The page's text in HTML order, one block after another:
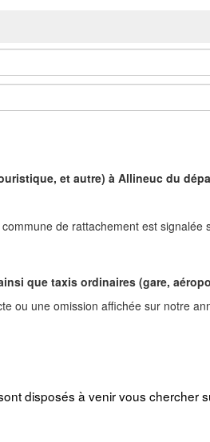
et autre) à Allineuc du
de rattachement est signalée
que taxis ordinaires (gare,
une omission affichée sur notre
disposés à venir vous chercher